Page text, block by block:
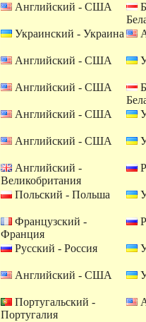
Английский - США
Украинский - Украина
Английский - США
Английский - США
Английский - США
Английский - США
Английский -
Великобритания
Польский - Польша
Французский -
Франция
Русский - Россия
Английский - США
Португальский -
Португалия